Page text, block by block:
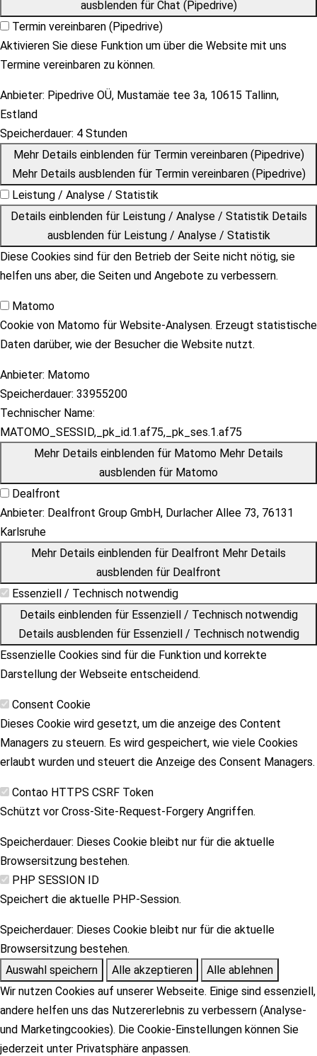
ausblendenfür Chat (Pipedrive)
Termin vereinbaren (Pipedrive)
Aktivieren Sie diese Funktion um über die Website mit uns
Termine vereinbaren zu können.
Anbieter: Pipedrive OÜ, Mustamäe tee 3a, 10615 Tallinn,
Estland
Speicherdauer: 4 Stunden
Mehr Details einblendenfür Termin vereinbaren (Pipedrive)
Mehr Details ausblendenfür Termin vereinbaren (Pipedrive)
Leistung / Analyse / Statistik
Details einblendenfür Leistung / Analyse / Statistik Details
ausblendenfür Leistung / Analyse / Statistik
Diese Cookies sind für den Betrieb der Seite nicht nötig, sie
helfen uns aber, die Seiten und Angebote zu verbessern.
Matomo
Cookie von Matomo für Website-Analysen. Erzeugt statistische
Daten darüber, wie der Besucher die Website nutzt.
Anbieter: Matomo
Speicherdauer: 33955200
Technischer Name:
MATOMO_SESSID,_pk_id.1.af75,_pk_ses.1.af75
Mehr Details einblenden für Matomo Mehr Details
ausblenden für Matomo
Dealfront
Anbieter: Dealfront Group GmbH, Durlacher Allee 73, 76131
Karlsruhe
Mehr Details einblenden für Dealfront Mehr Details
ausblenden für Dealfront
Essenziell / Technisch notwendig
Details einblendenfür Essenziell / Technisch notwendig
Details ausblendenfür Essenziell / Technisch notwendig
Essenzielle Cookies sind für die Funktion und korrekte
Darstellung der Webseite entscheidend.
Consent Cookie
Dieses Cookie wird gesetzt, um die anzeige des Content
Managers zu steuern. Es wird gespeichert, wie viele Cookies
erlaubt wurden und steuert die Anzeige des Consent Managers.
Contao HTTPS CSRF Token
Schützt vor Cross-Site-Request-Forgery Angriffen.
Speicherdauer: Dieses Cookie bleibt nur für die aktuelle
Browsersitzung bestehen.
PHP SESSION ID
Speichert die aktuelle PHP-Session.
Speicherdauer: Dieses Cookie bleibt nur für die aktuelle
Browsersitzung bestehen.
Auswahl speichern
Alle akzeptieren
Alle ablehnen
Wir nutzen Cookies auf unserer Webseite. Einige sind essenziell,
andere helfen uns das Nutzererlebnis zu verbessern (Analyse-
und Marketingcookies). Die Cookie-Einstellungen können Sie
jederzeit unter Privatsphäre anpassen.